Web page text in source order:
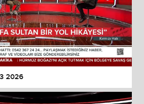
2026